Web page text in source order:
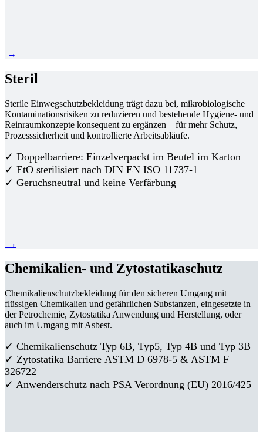
→
Steril
Sterile Einwegschutzbekleidung trägt dazu bei, mikrobiologische
Kontaminationsrisiken zu reduzieren und bestehende Hygiene- und
Reinraumkonzepte konsequent zu ergänzen – für mehr Schutz,
Prozesssicherheit und kontrollierte Arbeitsabläufe.
✓ Doppelbarriere: Einzelverpackt im Beutel im Karton
✓ EtO sterilisiert nach DIN EN ISO 11737-1
✓ Geruchsneutral und keine Verfärbung
→
Chemikalien- und Zytostatikaschutz
Chemikalienschutzbekleidung für den sicheren Umgang mit
flüssigen Chemikalien und gefährlichen Substanzen, eingesetzte in
der Petrochemie, Zytostatika Anwendung und Herstellung, oder
auch im Umgang mit Asbest.
✓ Chemikalienschutz Typ 6B, Typ5, Typ 4B und Typ 3B
✓ Zytostatika Barriere ASTM D 6978-5 & ASTM F
326722
✓ Anwenderschutz nach PSA Verordnung (EU) 2016/425